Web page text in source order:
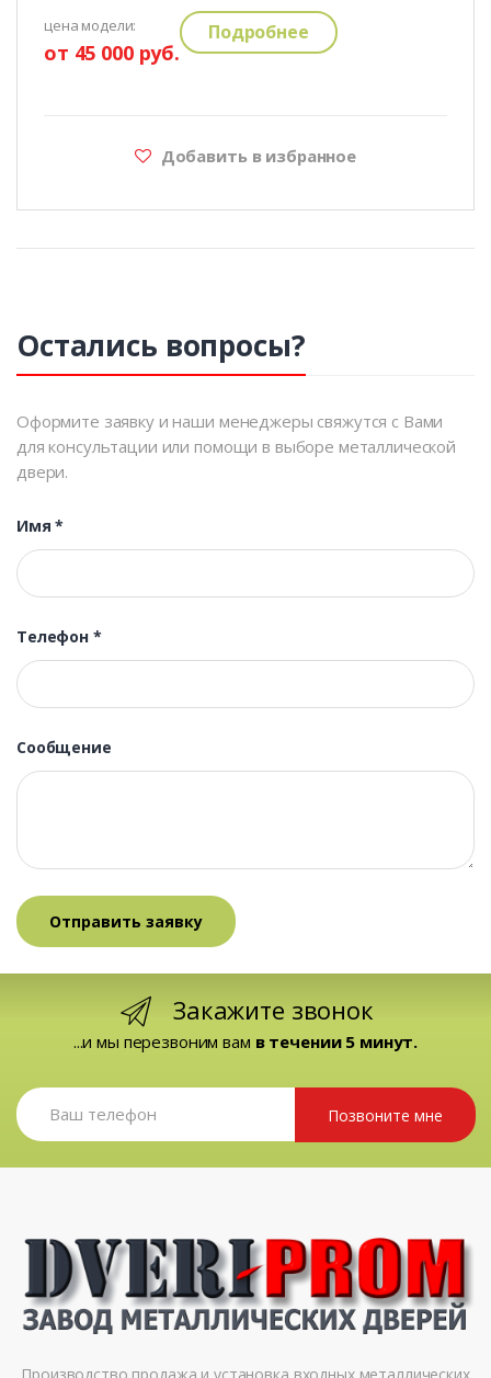
цена модели:
от 45 000 руб.
Подробнее
Добавить в избранное
Остались вопросы?
Оформите заявку и наши менеджеры свяжутся с Вами
для консультации или помощи в выборе металлической
двери.
Имя*
Телефон *
Сообщение
Закажите звонок
...и мы перезвоним вам в течении 5 минут.
Позвоните мне